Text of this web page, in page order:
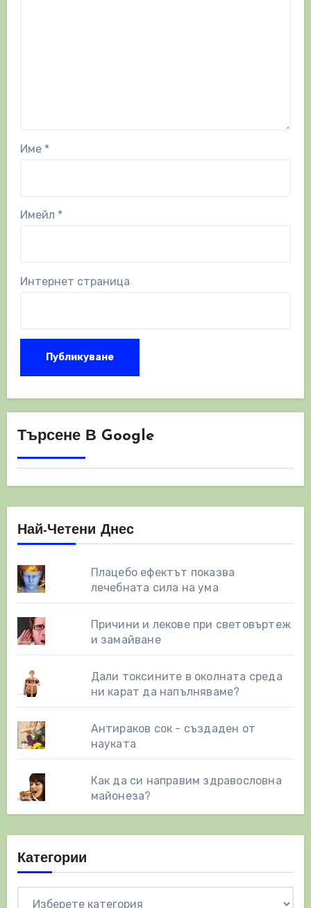
Име *
Имейл *
Интернет страница
Търсене В Google
Най-Четени Днес
Плацебо ефектът показва
лечебната сила на ума
Причини и лекове при световъртеж
и замайване
Дали токсините в околната среда
ни карат да напълняваме?
Антираков сок - създаден от
науката
Как да си направим здравословна
майонеза?
Категории